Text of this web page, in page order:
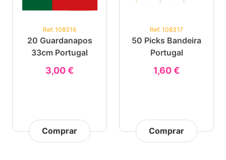
Ref. 108316
20 Guardanapos
33cm Portugal
3,00 €
Comprar
Ref. 108317
50 Picks Bandeira
Portugal
1,60 €
Comprar